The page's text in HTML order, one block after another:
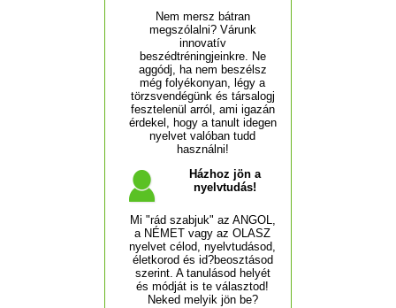
Nem mersz bátran
megszólalni? Várunk
innovatív
beszédtréningjeinkre. Ne
aggódj, ha nem beszélsz
még folyékonyan, légy a
törzsvendégünk és társalogj
fesztelenül arról, ami igazán
érdekel, hogy a tanult idegen
nyelvet valóban tudd
használni!
Házhoz jön a
nyelvtudás!
Mi "rád szabjuk" az ANGOL,
a NÉMET vagy az OLASZ
nyelvet célod, nyelvtudásod,
életkorod és id?beosztásod
szerint. A tanulásod helyét
és módját is te választod!
Neked melyik jön be?